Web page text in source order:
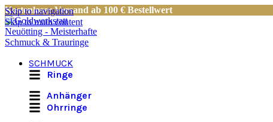
Skip to navigation
Skip to main content
Kostenloser Versand ab 100 € Bestellwert
SCHMUCK
Ringe
Anhänger
Ohrringe